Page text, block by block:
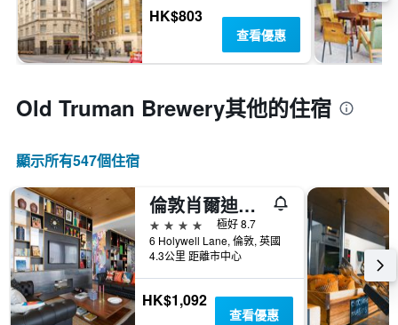
HK$803
查看優惠
Old Truman Brewery​其他的住宿
顯示所有547​個住宿
倫敦肖爾迪奇世民酒店
4星級
極好 8.7
6 Holywell Lane, 倫敦, 英國
4.3公里 距離市中心
HK$1,092
查看優惠